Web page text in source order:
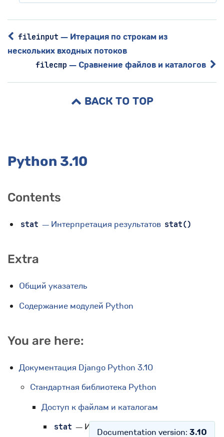
fileinput — Итерация по строкам из
нескольких входных потоков
filecmp — Сравнение файлов и каталогов
BACK TO TOP
Python 3.10
Contents
stat — Интерпретация результатов stat()
Extra
Общий указатель
Содержание модулей Python
You are here:
Документация Django Python 3.10
Стандартная библиотека Python
Доступ к файлам и каталогам
stat — Интерпретация результатов
Documentation version: 3.10